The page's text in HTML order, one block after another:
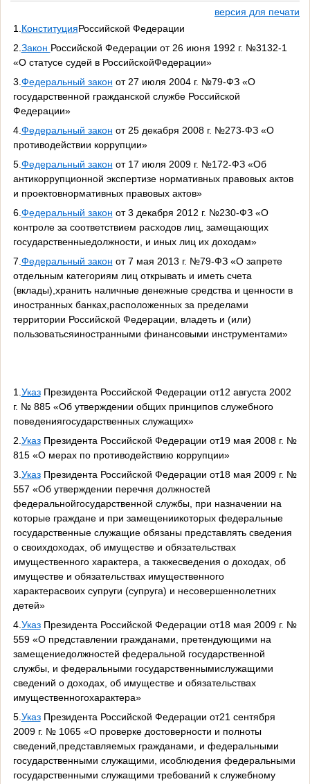
версия для печати
1.КонституцияРоссийской Федерации
2.Закон Российской Федерации от 26 июня 1992 г. №3132-1
«О статусе судей в РоссийскойФедерации»
3.Федеральный закон от 27 июля 2004 г. №79-ФЗ «О
государственной гражданской службе Российской
Федерации»
4.Федеральный закон от 25 декабря 2008 г. №273-ФЗ «О
противодействии коррупции»
5.Федеральный закон от 17 июля 2009 г. №172-ФЗ «Об
антикоррупционной экспертизе нормативных правовых актов
и проектовнормативных правовых актов»
6.Федеральный закон от 3 декабря 2012 г. №230-ФЗ «О
контроле за соответствием расходов лиц, замещающих
государственныедолжности, и иных лиц их доходам»
7.Федеральный закон от 7 мая 2013 г. №79-ФЗ «О запрете
отдельным категориям лиц открывать и иметь счета
(вклады),хранить наличные денежные средства и ценности в
иностранных банках,расположенных за пределами
территории Российской Федерации, владеть и (или)
пользоватьсяиностранными финансовыми инструментами»
1.УказПрезидента Российской Федерации от12 августа 2002
г. № 885 «Об утверждении общих принципов служебного
поведениягосударственных служащих»
2.УказПрезидента Российской Федерации от19 мая 2008 г. №
815 «О мерах по противодействию коррупции»
3.УказПрезидента Российской Федерации от18 мая 2009 г. №
557 «Об утверждении перечня должностей
федеральнойгосударственной службы, при назначении на
которые граждане и при замещениикоторых федеральные
государственные служащие обязаны представлять сведения
о своихдоходах, об имуществе и обязательствах
имущественного характера, а такжесведения о доходах, об
имуществе и обязательствах имущественного
характерасвоих супруги (супруга) и несовершеннолетних
детей»
4.УказПрезидента Российской Федерации от18 мая 2009 г. №
559 «О представлении гражданами, претендующими на
замещениедолжностей федеральной государственной
службы, и федеральными государственнымислужащими
сведений о доходах, об имуществе и обязательствах
имущественногохарактера»
5.УказПрезидента Российской Федерации от21 сентября
2009 г. № 1065 «О проверке достоверности и полноты
сведений,представляемых гражданами, и федеральными
государственными служащими, исоблюдения федеральными
государственными служащими требований к служебному